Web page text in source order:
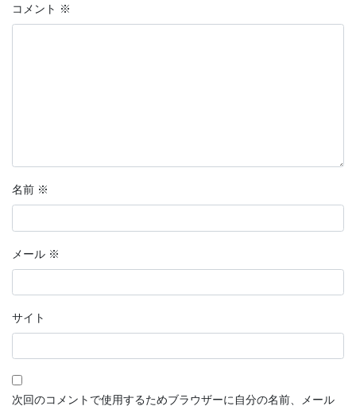
コメント ※
名前 ※
メール ※
サイト
次回のコメントで使用するためブラウザーに自分の名前、メール